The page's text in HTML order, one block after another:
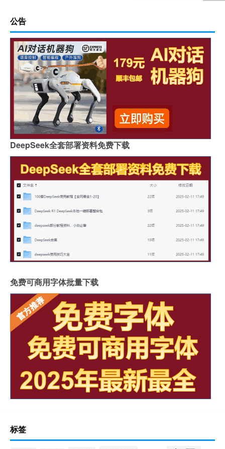
公告
DeepSeek全套部署资料免费下载
免费可商用字体批量下载
标签